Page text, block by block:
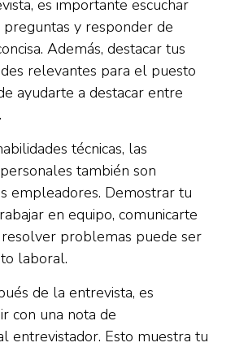
es importante escuchar
y responder de
Además, destacar tus
relevantes para el puesto
ayudarte a destacar entre
técnicas, las
también son
empleadores. Demostrar tu
en equipo, comunicarte
problemas puede ser
laboral.
de la entrevista, es
con una nota de
entrevistador. Esto muestra tu